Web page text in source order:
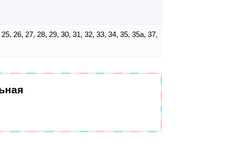
26, 27, 28, 29, 30, 31, 32, 33, 34, 35, 35а, 37,